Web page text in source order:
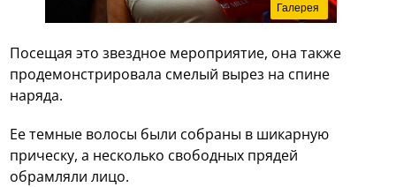
Галерея
Посещая это звездное мероприятие, она также
продемонстрировала смелый вырез на спине
наряда.
Ее темные волосы были собраны в шикарную
прическу, а несколько свободных прядей
обрамляли лицо.